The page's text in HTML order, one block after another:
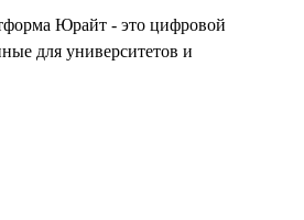
Юрайт - это цифровой
для университетов и